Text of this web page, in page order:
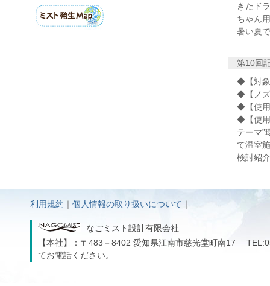
きたド
ちゃん
暑い夏
第10回
◆【対
◆【ノ
◆【使
◆【使
テーマ”
て温室
検討紹
利用規約 ｜ 個人情報の取り扱いについて ｜
なごミスト設計有限会社
【本社】：〒483－8402 愛知県江南市慈光堂町南17
てお電話ください。